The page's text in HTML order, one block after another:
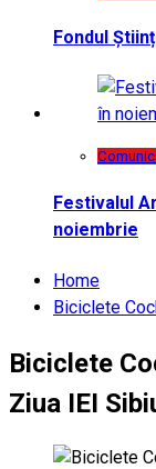
Fondul
Festivalul
noiembrie
Home
Biciclete
Biciclete
Ziua IEI